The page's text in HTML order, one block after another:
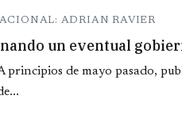
ADRIAN RAVIER
un eventual
principios de mayo pasado,